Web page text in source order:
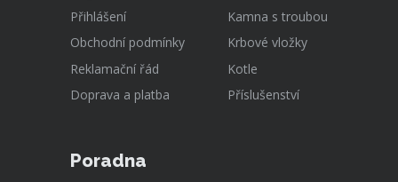
Přihlášení
Obchodní podmínky
Reklamační řád
Doprava a platba
Kamna s troubou
Krbové vložky
Kotle
Příslušenství
Poradna